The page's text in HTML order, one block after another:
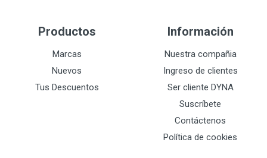
Productos
Marcas
Nuevos
Tus Descuentos
Información
Nuestra compañia
Ingreso de clientes
Ser cliente DYNA
Suscríbete
Contáctenos
Política de cookies